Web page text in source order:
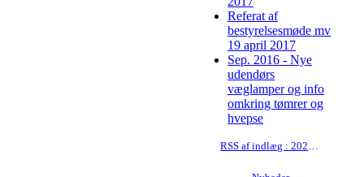
Referat af
bestyrelsesmøde mv
19 april 2017
Sep. 2016 - Nye
udendørs
væglamper og info
omkring tømrer og
hvepse
RSS af indlæg : 2026-04-21 nyhedsbrev - ændring af boligafgift